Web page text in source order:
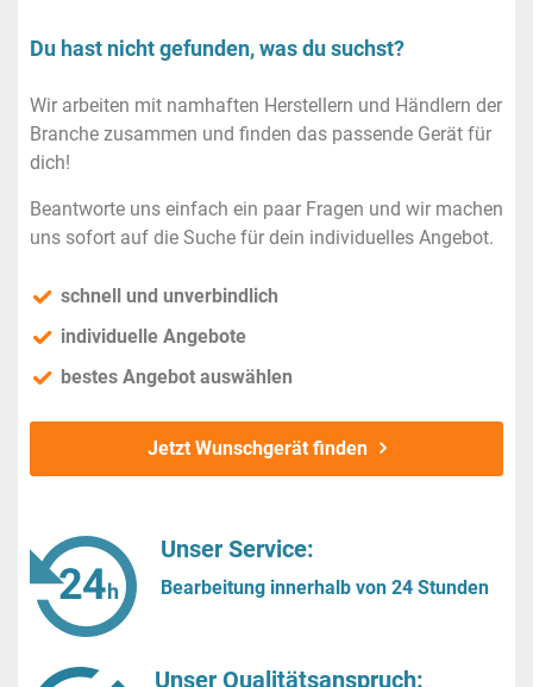
Du hast nicht gefunden, was du suchst?
Wir arbeiten mit namhaften Herstellern und Händlern der
Branche zusammen und finden das passende Gerät für
dich!
Beantworte uns einfach ein paar Fragen und wir machen
uns sofort auf die Suche für dein individuelles Angebot.
schnell und unverbindlich
individuelle Angebote
bestes Angebot auswählen
Jetzt Wunschgerät finden
Unser Service:
Bearbeitung innerhalb von 24 Stunden
Unser Qualitätsanspruch: